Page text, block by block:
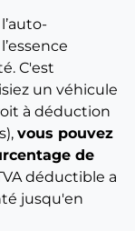
C'est
un véhicule
à déduction
vous pouvez
de
déductible a
jusqu'en